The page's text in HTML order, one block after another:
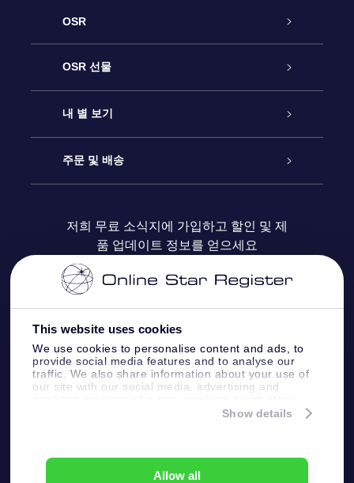
This website uses cookies
We use cookies to personalise content and ads, to
provide social media features and to analyse our
traffic. We also share information about your use of
our site with our social media, advertising and
information that you’ve provided to them or that
Show details
Allow all
OSR
고객 서비스
연락처
블로그
OSR 선물
온라인 별 선물
OSR 선물 팩
OSR 상품권
기업 선물
내 별 보기
Star Register
맞춤 별 페이지
One Million Stars
Fly me to the stars VR 앱
주문 및 배송
결제 정보
배송 정보
환불 정책
별자리
저희 무료 소식지에 가입하고 할인 및 제
품 업데이트 정보를 얻으세요
고객 서비스:help@osr.org